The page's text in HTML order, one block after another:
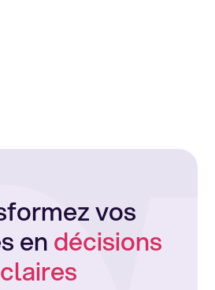
vos
endécisions
claires